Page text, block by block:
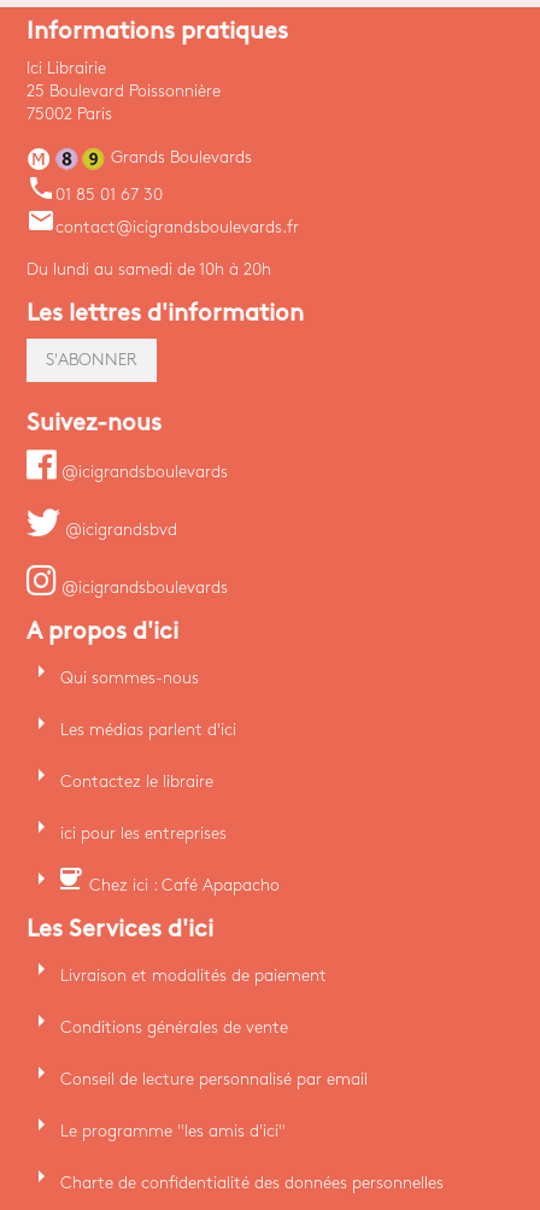
Informations pratiques
Ici Librairie
25 Boulevard Poissonnière
75002 Paris
Grands Boulevards
phone 01 85 01 67 30
emailcontact@icigrandsboulevards.fr
Du lundi au samedi de 10h à 20h
Les lettres d'information
S'ABONNER
Suivez-nous
@icigrandsboulevards
@icigrandsbvd
@icigrandsboulevards
A propos d'ici
arrow_right Qui sommes-nous
arrow_right Les médias parlent d'ici
arrow_right Contactez le libraire
arrow_right ici pour les entreprises
arrow_right coffee Chez ici : Café Apapacho
Les Services d'ici
arrow_right Livraison et modalités de paiement
arrow_right Conditions générales de vente
arrow_right Conseil de lecture personnalisé par email
arrow_right Le programme "les amis d'ici"
arrow_right Charte de confidentialité des données personnelles